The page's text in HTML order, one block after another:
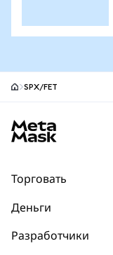
SPX/FET
Торговать
Прогнозы
Деньги
Разработчики